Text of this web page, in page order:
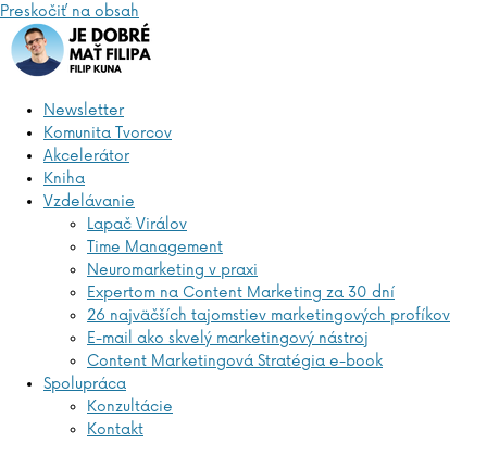
Preskočiť na obsah
Newsletter
Komunita Tvorcov
Akcelerátor
Kniha
Vzdelávanie
Lapač Virálov
Time Management
Neuromarketing v praxi
Expertom na Content Marketing za 30 dní
26 najväčších tajomstiev marketingových profíkov
E-mail ako skvelý marketingový nástroj
Content Marketingová Stratégia e-book
Spolupráca
Konzultácie
Kontakt